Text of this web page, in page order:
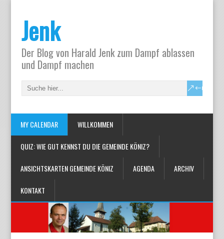
Jenk
Der Blog von Harald Jenk zum Dampf ablassen
und Dampf machen
MY CALENDAR WILLKOMMEN
QUIZ: WIE GUT KENNST DU DIE GEMEINDE KÖNIZ?
ANSICHTSKARTEN GEMEINDE KÖNIZ AGENDA ARCHIV
KONTAKT